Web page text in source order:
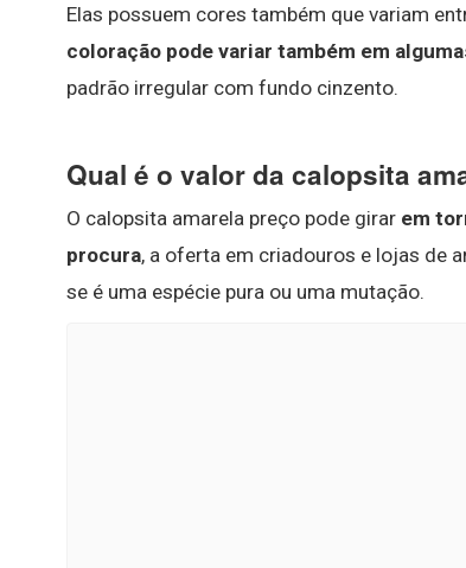
Elas possuem cores também que variam
coloração pode variar também em
padrão irregular com fundo cinzento.
Qual é o valor da calopsita
O calopsita amarela preço pode girar em
procura, a oferta em criadouros e lojas de
se é uma espécie pura ou uma mutação.